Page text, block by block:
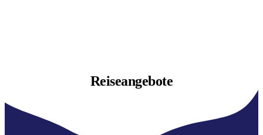
Reiseangebote